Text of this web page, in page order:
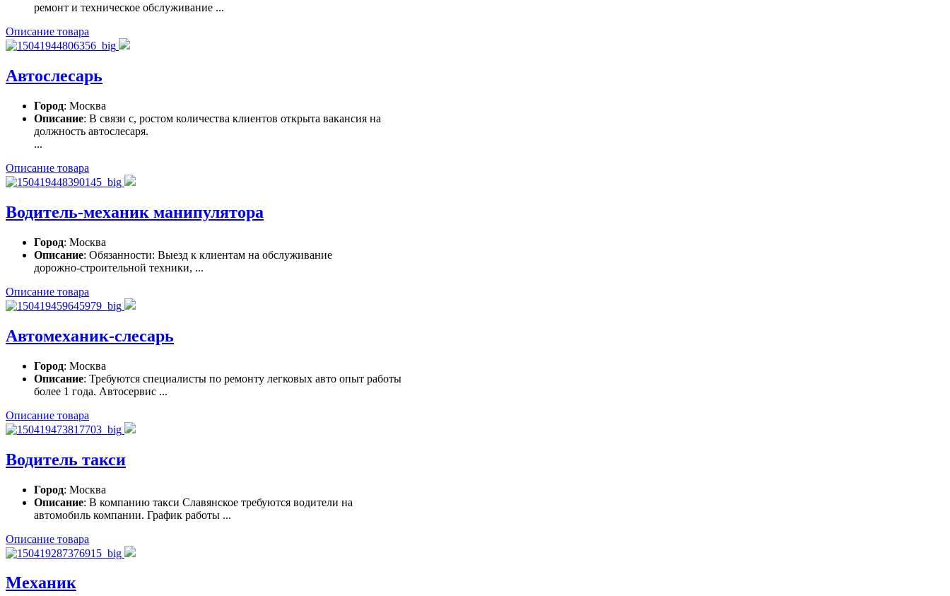
ремонт и техническое обслуживание ...
Описание товара
Автослесарь
Город: Москва
Описание: В связи с, ростом количества клиентов открыта вакансия на
должность автослесаря.
...
Описание товара
Водитель-механик манипулятора
Город: Москва
Описание: Обязанности: Выезд к клиентам на обслуживание
дорожно-строительной техники, ...
Описание товара
Автомеханик-слесарь
Город: Москва
Описание: Требуются специалисты по ремонту легковых авто опыт работы
более 1 года. Автосервис ...
Описание товара
Водитель такси
Город: Москва
Описание: В компанию такси Славянское требуются водители на
автомобиль компании. График работы ...
Описание товара
Механик